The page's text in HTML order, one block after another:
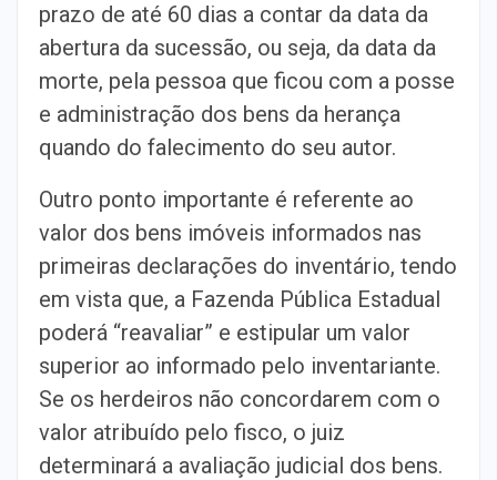
prazo de até 60 dias a contar da data da
abertura da sucessão, ou seja, da data da
morte, pela pessoa que ficou com a posse
e administração dos bens da herança
quando do falecimento do seu autor.
Outro ponto importante é referente ao
valor dos bens imóveis informados nas
primeiras declarações do inventário, tendo
em vista que, a Fazenda Pública Estadual
poderá “reavaliar” e estipular um valor
superior ao informado pelo inventariante.
Se os herdeiros não concordarem com o
valor atribuído pelo fisco, o juiz
determinará a avaliação judicial dos bens.